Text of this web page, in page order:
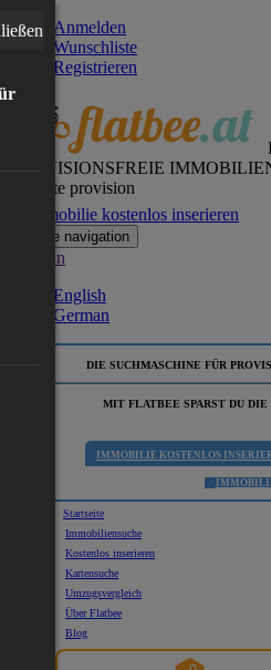
Anmelden
Wunschliste
Registrieren
PROVISIONSFREIE
gesamte provision
Immobilie kostenlos inserieren
Toggle navigation
German
English
German
DIE SUCHMASCHINE FÜR
MIT FLATBEE SPARST DU
IMMOBILIE KOSTENLOS
Startseite
Immobiliensuche
Kostenlos inserieren
Kartensuche
Umzugsvergleich
Über Flatbee
Blog